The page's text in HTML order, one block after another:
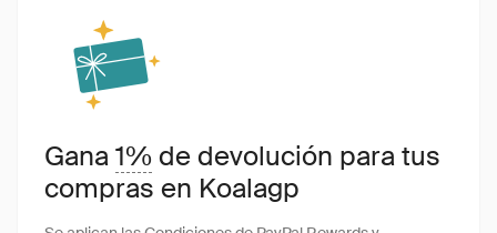
Gana1% de devolución para tus
compras en Koalagp